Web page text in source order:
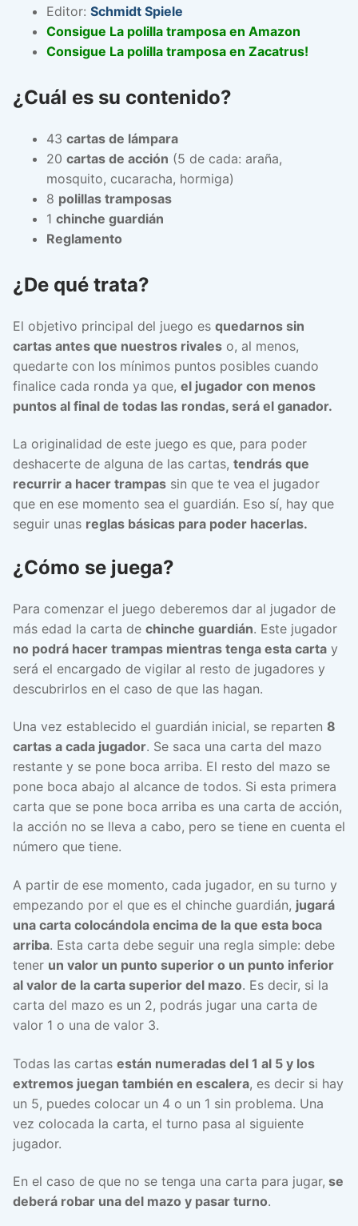
Editor: Schmidt Spiele
Consigue La polilla tramposa en Amazon
Consigue La polilla tramposa en Zacatrus!
¿Cuál es su contenido?
43 cartas de lámpara
20 cartas de acción (5 de cada: araña,
mosquito, cucaracha, hormiga)
8 polillas tramposas
1 chinche guardián
Reglamento
¿De qué trata?
El objetivo principal del juego es quedarnos sin
cartas antes que nuestros rivales o, al menos,
quedarte con los mínimos puntos posibles cuando
finalice cada ronda ya que, el jugador con menos
puntos al final de todas las rondas, será el ganador.
La originalidad de este juego es que, para poder
deshacerte de alguna de las cartas, tendrás que
recurrir a hacer trampas sin que te vea el jugador
que en ese momento sea el guardián. Eso sí, hay que
seguir unas reglas básicas para poder hacerlas.
¿Cómo se juega?
Para comenzar el juego deberemos dar al jugador de
más edad la carta de chinche guardián. Este jugador
no podrá hacer trampas mientras tenga esta carta y
será el encargado de vigilar al resto de jugadores y
descubrirlos en el caso de que las hagan.
Una vez establecido el guardián inicial, se reparten 8
cartas a cada jugador. Se saca una carta del mazo
restante y se pone boca arriba. El resto del mazo se
pone boca abajo al alcance de todos. Si esta primera
carta que se pone boca arriba es una carta de acción,
la acción no se lleva a cabo, pero se tiene en cuenta el
número que tiene.
A partir de ese momento, cada jugador, en su turno y
empezando por el que es el chinche guardián, jugará
una carta colocándola encima de la que esta boca
arriba. Esta carta debe seguir una regla simple: debe
tener un valor un punto superior o un punto inferior
al valor de la carta superior del mazo. Es decir, si la
carta del mazo es un 2, podrás jugar una carta de
valor 1 o una de valor 3.
Todas las cartas están numeradas del 1 al 5 y los
extremos juegan también en escalera, es decir si hay
un 5, puedes colocar un 4 o un 1 sin problema. Una
vez colocada la carta, el turno pasa al siguiente
jugador.
En el caso de que no se tenga una carta para jugar, se
deberá robar una del mazo y pasar turno.